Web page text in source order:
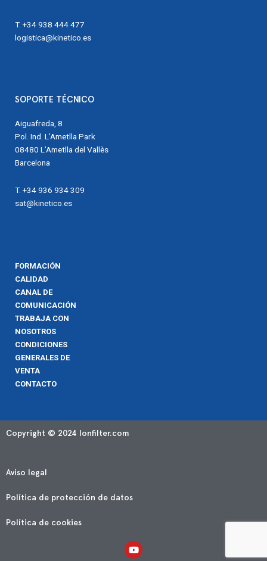
T. +34 938 444 477
logistica@kinetico.es
SOPORTE TÉCNICO
Aiguafreda, 8
Pol. Ind. L’Ametlla Park
08480 L’Ametlla del Vallès
Barcelona
T. +34 936 934 309
sat@kinetico.es
FORMACIÓN
CALIDAD
CANAL DE
COMUNICACIÓN
TRABAJA CON
NOSOTROS
CONDICIONES
GENERALES DE
VENTA
CONTACTO
Copyright © 2024 Ionfilter.com
Aviso legal
Política de protección de datos
Política de cookies
Y
o